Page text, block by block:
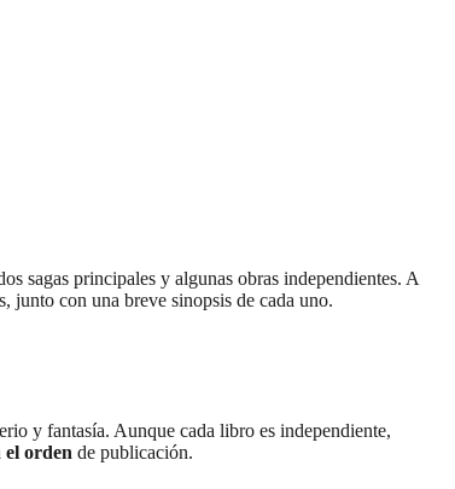
sagas principales y algunas obras independientes. A
junto con una breve sinopsis de cada uno.
y fantasía. Aunque cada libro es independiente,
el orden de publicación.